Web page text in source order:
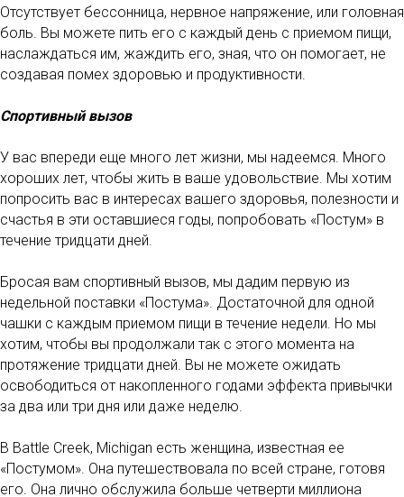
Отсутствует бессонница, нервное напряжение, или головная
боль. Вы можете пить его с каждый день с приемом пищи,
наслаждаться им, жаждить его, зная, что он помогает, не
создавая помех здоровью и продуктивности.
Спортивный вызов
У вас впереди еще много лет жизни, мы надеемся. Много
хороших лет, чтобы жить в ваше удовольствие. Мы хотим
попросить вас в интересах вашего здоровья, полезности и
счастья в эти оставшиеся годы, попробовать «Постум» в
течение тридцати дней.
Бросая вам спортивный вызов, мы дадим первую из
недельной поставки «Постума». Достаточной для одной
чашки с каждым приемом пищи в течение недели. Но мы
хотим, чтобы вы продолжали так с этого момента на
протяжение тридцати дней. Вы не можете ожидать
освободиться от накопленного годами эффекта привычки
за два или три дня или даже неделю.
В Battle Creek, Michigan есть женщина, известная ее
«Постумом». Она путешествовала по всей стране, готовя
его. Она лично обслужила больше четверти миллиона